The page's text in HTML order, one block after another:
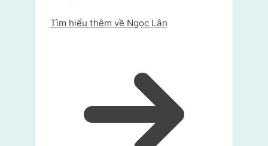
Tìm hiểu thêm về Ngọc Lân